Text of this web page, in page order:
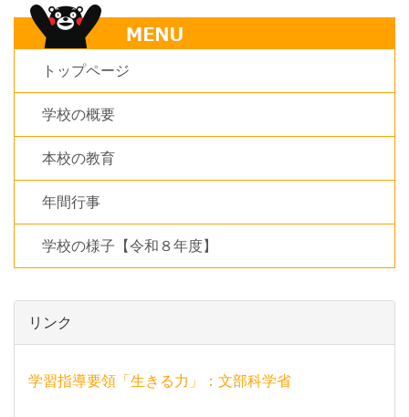
トップページ
学校の概要
本校の教育
年間行事
学校の様子【令和８年度】
リンク
学習指導要領「生きる力」：文部科学省